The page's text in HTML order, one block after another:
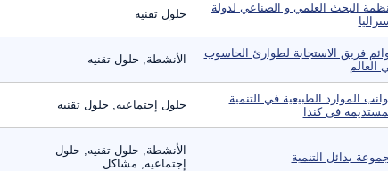
البحث العلمي و الصناعي لدولة
حلول تقنيه
فريق الاستجابة لطوارئ الحاسوب
العالم
الأنشطة, حلول تقنيه
الموارد الطبيعية في التنمية
في كندا
حلول إجتماعيه, حلول تقنيه
بدائل التنمية
الأنشطة, حلول تقنيه, حلول
إجتماعيه, مشاكل